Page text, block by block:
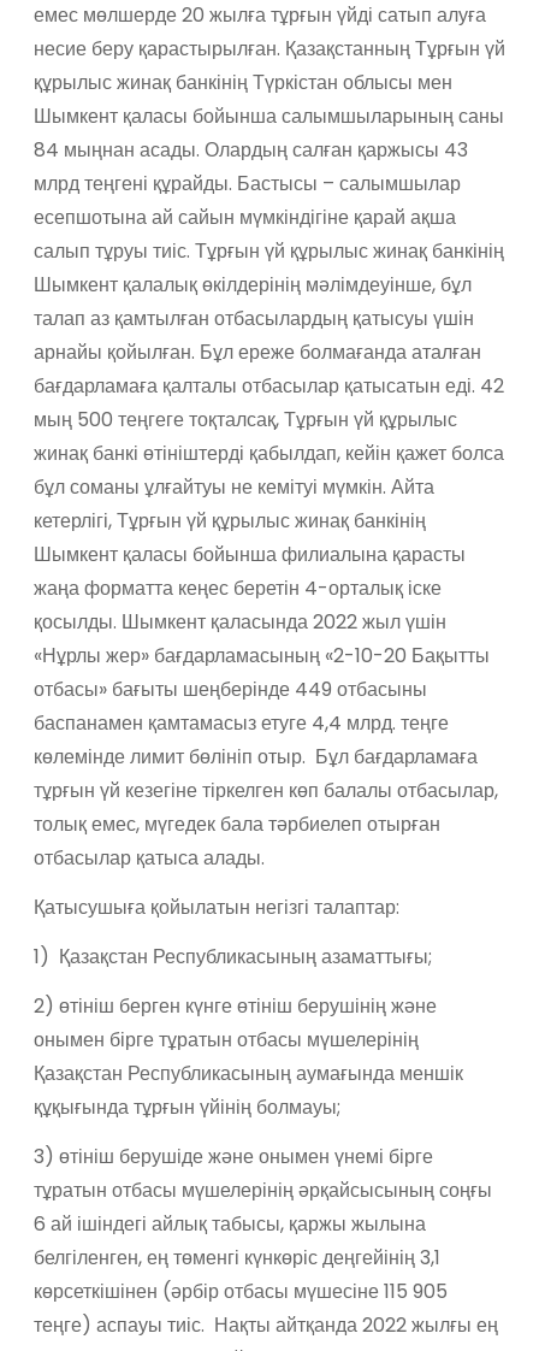
емес мөлшерде 20 жылға тұрғын үйді сатып алуға
несие беру қарастырылған. Қазақстанның Тұрғын үй
құрылыс жинақ банкінің Түркістан облысы мен
Шымкент қаласы бойынша салымшыларының саны
84 мыңнан асады. Олардың салған қаржысы 43
млрд теңгені құрайды. Бастысы – салымшылар
есепшотына ай сайын мүмкіндігіне қарай ақша
салып тұруы тиіс. Тұрғын үй құрылыс жинақ банкінің
Шымкент қалалық өкілдерінің мәлімдеуінше, бұл
талап аз қамтылған отбасылардың қатысуы үшін
арнайы қойылған. Бұл ереже болмағанда аталған
бағдарламаға қалталы отбасылар қатысатын еді. 42
мың 500 теңгеге тоқталсақ, Тұрғын үй құрылыс
жинақ банкі өтініштерді қабылдап, кейін қажет болса
бұл соманы ұлғайтуы не кемітуі мүмкін. Айта
кетерлігі, Тұрғын үй құрылыс жинақ банкінің
Шымкент қаласы бойынша филиалына қарасты
жаңа форматта кеңес беретін 4-орталық іске
қосылды. Шымкент қаласында 2022 жыл үшін
«Нұрлы жер» бағдарламасының «2-10-20 Бақытты
отбасы» бағыты шеңберінде 449 отбасыны
баспанамен қамтамасыз етуге 4,4 млрд. теңге
көлемінде лимит бөлініп отыр. Бұл бағдарламаға
тұрғын үй кезегіне тіркелген көп балалы отбасылар,
толық емес, мүгедек бала тәрбиелеп отырған
отбасылар қатыса алады.
Қатысушыға қойылатын негізгі талаптар:
1) Қазақстан Республикасының азаматтығы;
2) өтініш берген күнге өтініш берушінің және
онымен бірге тұратын отбасы мүшелерінің
Қазақстан Республикасының аумағында меншік
құқығында тұрғын үйінің болмауы;
3) өтініш берушіде және онымен үнемі бірге
тұратын отбасы мүшелерінің әрқайсысының соңғы
6 ай ішіндегі айлық табысы, қаржы жылына
белгіленген, ең төменгі күнкөріс деңгейінің 3,1
көрсеткішінен (әрбір отбасы мүшесіне 115 905
теңге) аспауы тиіс. Нақты айтқанда 2022 жылғы ең